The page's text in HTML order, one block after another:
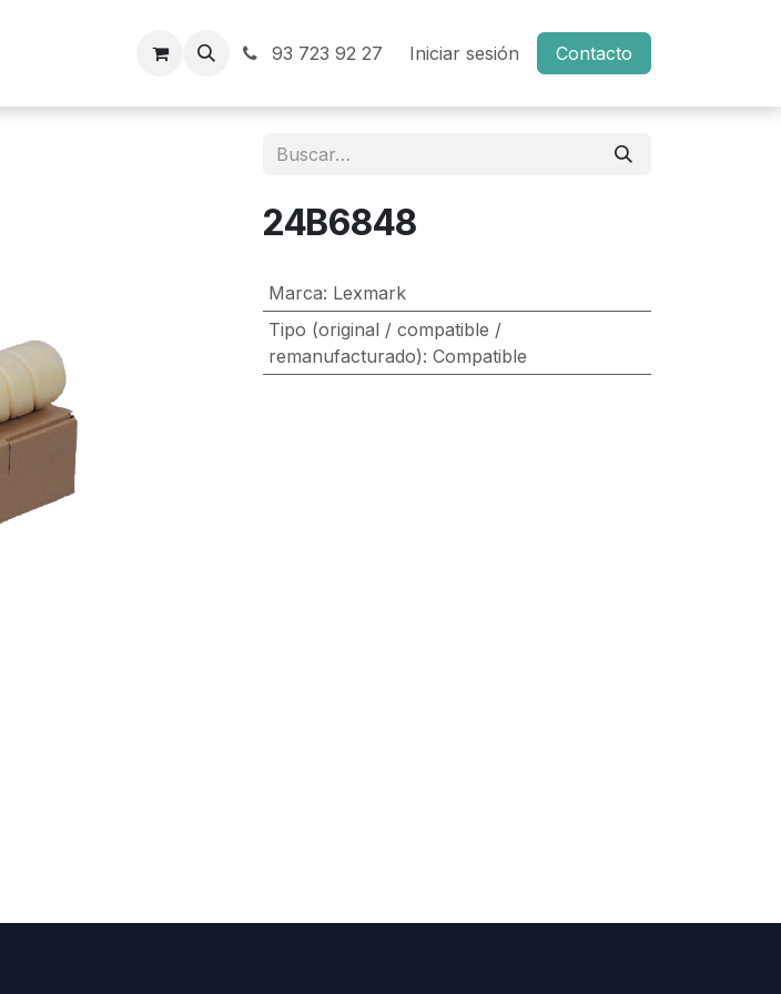
93 723 92 27 Iniciar sesión Contacto
24B6848
Marca: Lexmark
Tipo (original / compatible /
remanufacturado): Compatible